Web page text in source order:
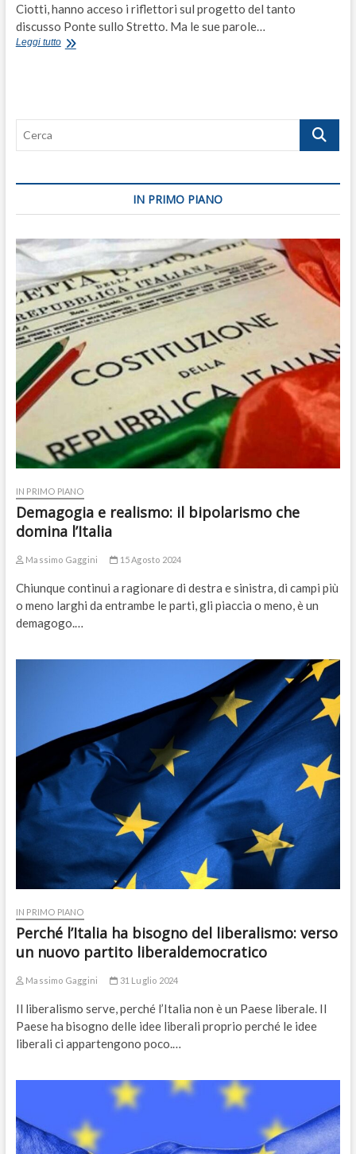
Ciotti, hanno acceso i riflettori sul progetto del tanto
discusso Ponte sullo Stretto. Ma le sue parole…
Leggi tuttoCaro
Cerca
IN PRIMO PIANO
IN PRIMO PIANO
Demagogia e realismo: il bipolarismo che
domina l’Italia
Massimo Gaggini 15 Agosto 2024
Chiunque continui a ragionare di destra e sinistra, di campi più
o meno larghi da entrambe le parti, gli piaccia o meno, è un
demagogo.…
IN PRIMO PIANO
Perché l’Italia ha bisogno del liberalismo: verso
un nuovo partito liberaldemocratico
Massimo Gaggini 31 Luglio 2024
Il liberalismo serve, perché l’Italia non è un Paese liberale. Il
Paese ha bisogno delle idee liberali proprio perché le idee
liberali ci appartengono poco.…